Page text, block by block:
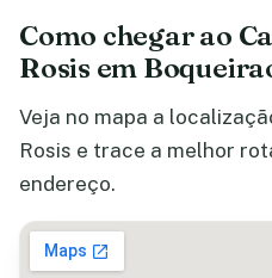
Como chegar ao
Rosis em
Veja no mapa a
Rosis e trace a melhor
endereço.